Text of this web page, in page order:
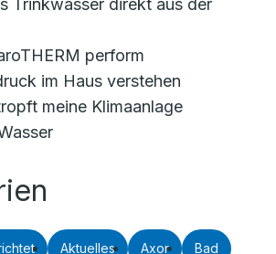
Trinkwasser direkt aus der
perform
im Haus verstehen
meine Klimaanlage
Aktuelles Axor Bad